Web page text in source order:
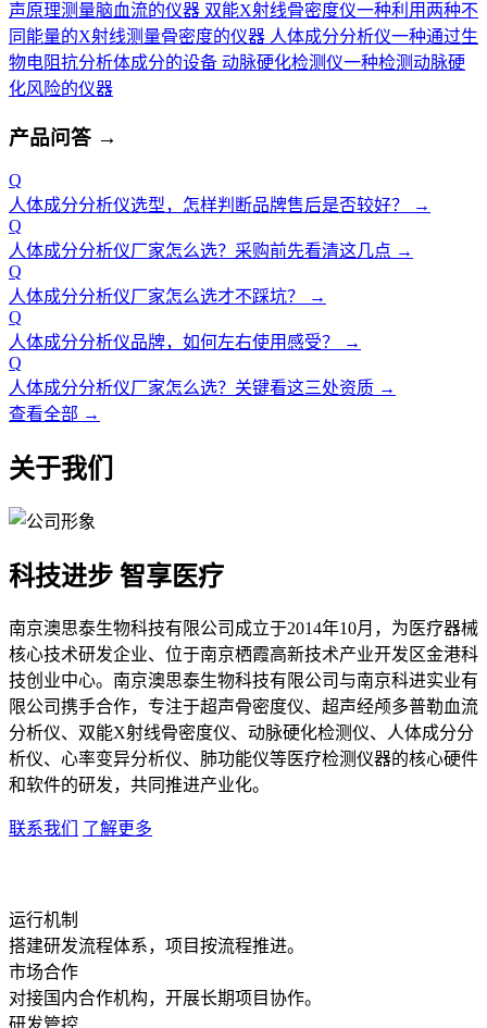
声原理测量脑血流的仪器 双能X射线骨密度仪一种利用两种不
同能量的X射线测量骨密度的仪器 人体成分分析仪一种通过生
物电阻抗分析体成分的设备 动脉硬化检测仪一种检测动脉硬
化风险的仪器
产品问答 →
Q
人体成分分析仪选型，怎样判断品牌售后是否较好？
→
Q
人体成分分析仪厂家怎么选？采购前先看清这几点 →
Q
人体成分分析仪厂家怎么选才不踩坑？
→
Q
人体成分分析仪品牌，如何左右使用感受？
→
Q
人体成分分析仪厂家怎么选？关键看这三处资质 →
查看全部 →
关于我们
科技进步 智享医疗
南京澳思泰生物科技有限公司成立于2014年10月，为医疗器械
核心技术研发企业、位于南京栖霞高新技术产业开发区金港科
技创业中心。南京澳思泰生物科技有限公司与南京科进实业有
限公司携手合作，专注于超声骨密度仪、超声经颅多普勒血流
分析仪、双能X射线骨密度仪、动脉硬化检测仪、人体成分分
析仪、心率变异分析仪、肺功能仪等医疗检测仪器的核心硬件
和软件的研发，共同推进产业化。
联系我们 了解更多
运行机制
搭建研发流程体系，项目按流程推进。
市场合作
对接国内合作机构，开展长期项目协作。